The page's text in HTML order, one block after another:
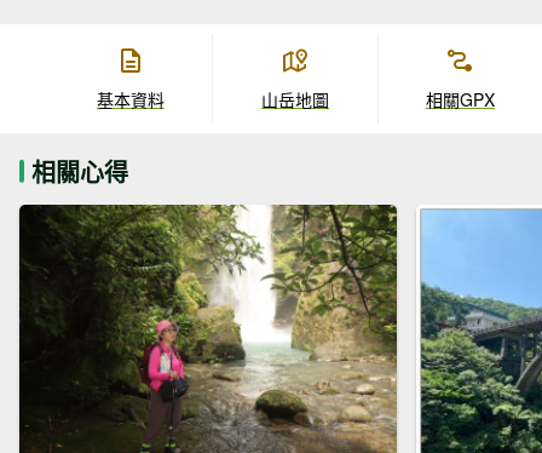
基本資料 山岳地圖 相關GPX
相關心得